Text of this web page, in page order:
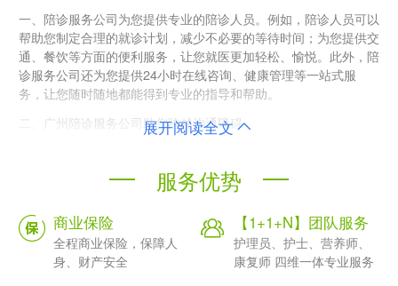
一、陪诊服务公司为您提供专业的陪诊人员。例如，陪诊人员可以
帮助您制定合理的就诊计划，减少不必要的等待时间；为您提供交
通、餐饮等方面的便利服务，让您就医更加轻松、愉悦。此外，陪
诊服务公司还为您提供24小时在线咨询、健康管理等一站式服
务，让您随时随地都能得到专业的指导和帮助。
二、广州陪诊服务公司助您跨越沟通障碍
通障碍。而广州陪诊服务公司的陪诊人员具备流利的外语能力和良
好的沟通能力，能够帮助您跨越沟通障碍，让您轻松与医生进行交
对治疗方案有充分的了解和认识。
三、广州陪诊服务公司助您节省时间和精力
展开阅读全文
服务优势
商业保险
全程商业保险，保障人
身、财产安全
【1+1+N】团队服务
护理员、护士、营养师、
康复师 四维一体专业服务